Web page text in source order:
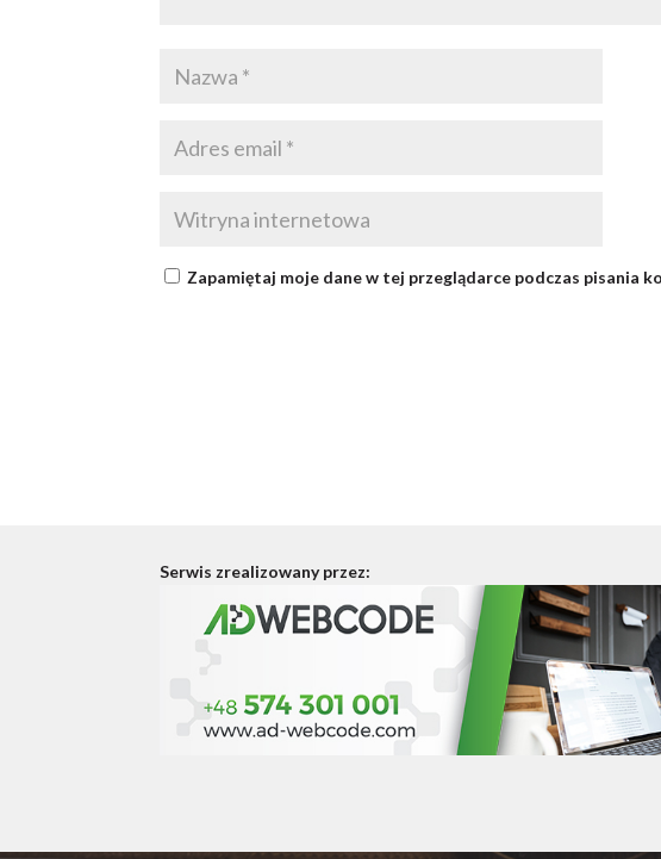
Zapamiętaj moje dane w tej przeglądarce podczas pisania
Serwis zrealizowany przez: